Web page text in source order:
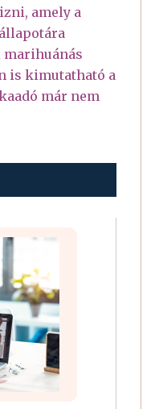
amely a
is kimutatható a
már nem